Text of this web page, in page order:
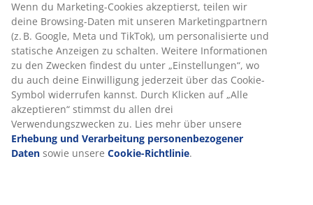
Wenn du Marketing-Cookies akzeptierst, teilen wir
deine Browsing-Daten mit unseren Marketingpartnern
(z. B. Google, Meta und TikTok), um personalisierte und
statische Anzeigen zu schalten. Weitere Informationen
zu den Zwecken findest du unter „Einstellungen“, wo
du auch deine Einwilligung jederzeit über das Cookie-
Symbol widerrufen kannst. Durch Klicken auf „Alle
akzeptieren“ stimmst du allen drei
Verwendungszwecken zu. Lies mehr über unsere
Erhebung und Verarbeitung personenbezogener
Daten sowie unsere Cookie-Richtlinie.